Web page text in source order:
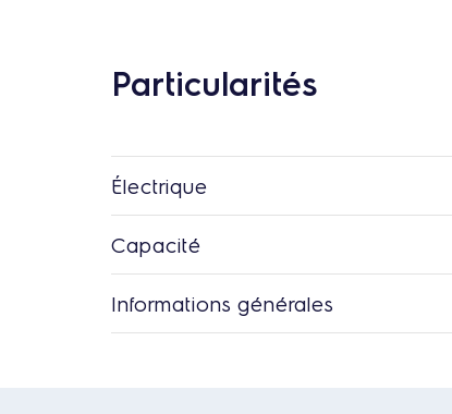
Particularités
Électrique
Capacité
Informations générales